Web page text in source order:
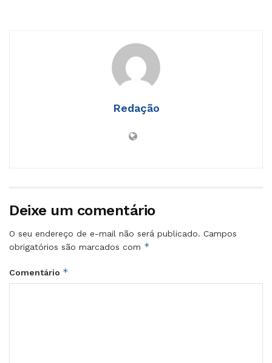
Redação
Deixe um comentário
O seu endereço de e-mail não será publicado. Campos
obrigatórios são marcados com *
Comentário *